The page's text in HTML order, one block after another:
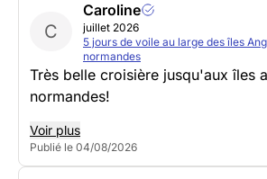
C
Caroline
juillet 2026
5 jours de voile au large des îles
normandes
Très belle croisière jusqu'aux îles
normandes!
Voir plus
Publié le 04/08/2026